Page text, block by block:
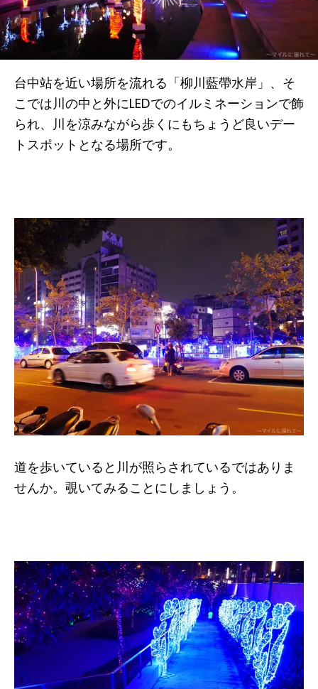
台中站を近い場所を流れる「柳川藍帶水岸」、そ
こでは川の中と外にLEDでのイルミネーションで飾
られ、川を涼みながら歩くにもちょうど良いデー
トスポットとなる場所です。
道を歩いていると川が照らされているではありま
せんか。覗いてみることにしましょう。